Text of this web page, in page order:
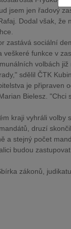
jsem jen řadový
Dodal však, že
zastává sociální
veškeré funkce v
volbách
sdělil ČTK
je připraven
Bielesz. "Chci
kraji vyhráli volby
druzí
a stejný počet
budou zastupovat
zákonů,
JUDr.
Kurzy